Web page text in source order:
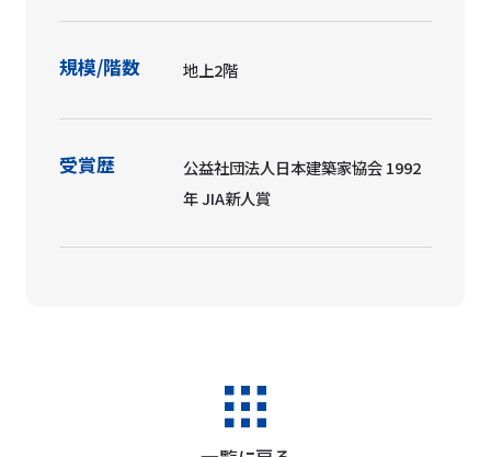
規模/階数 地上2階
受賞歴
公益社団法人日本建築家協会 1992
年 JIA新人賞